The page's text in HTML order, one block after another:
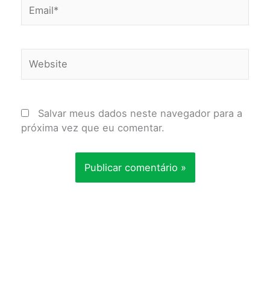
Salvar meus dados neste navegador para a
próxima vez que eu comentar.